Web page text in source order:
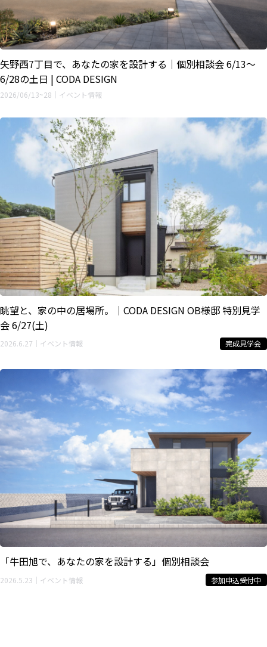
矢野西7丁目で、あなたの家を設計する｜個別相談会 6/13〜
6/28の土日 | CODA DESIGN
2026/06/13~28｜イベント情報
眺望と、家の中の居場所。｜CODA DESIGN OB様邸 特別見学
会 6/27(土)
2026.6.27｜イベント情報 完成見学会
「牛田旭で、あなたの家を設計する」個別相談会
2026.5.23｜イベント情報 参加申込受付中